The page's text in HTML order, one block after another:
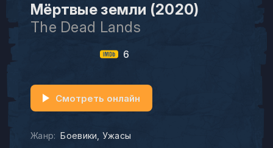
Мёртвые земли (2020)
The Dead Lands
6
Жанр: Боевики Ужасы
Смотреть онлайн